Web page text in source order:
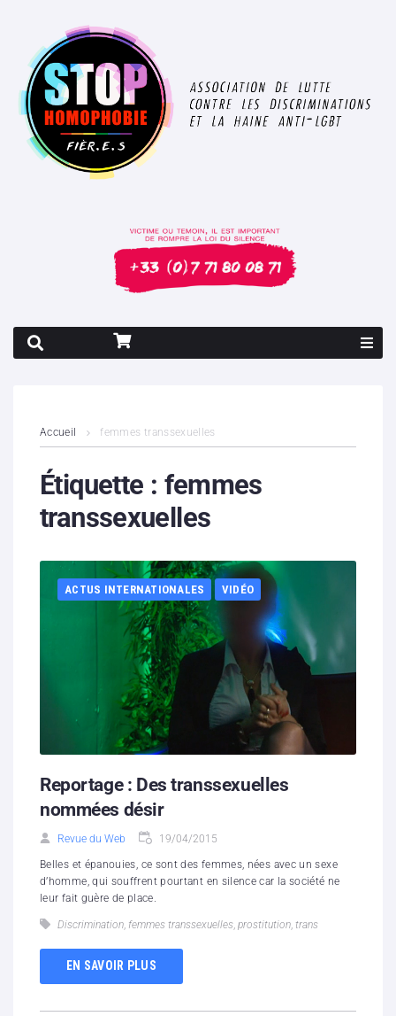
Contenus litigieux
Nous soutenir
Partenaires
Hébergement solidaire
Accueil femmes transsexuelles
Étiquette : femmes
transsexuelles
ACTUS INTERNATIONALES VIDÉO
Reportage : Des transsexuelles
nommées désir
Revue du Web 19/04/2015
Belles et épanouies, ce sont des femmes, nées avec un sexe
d’homme, qui souffrent pourtant en silence car la société ne
leur fait guère de place.
Discrimination femmes transsexuelles prostitution trans
EN SAVOIR PLUS